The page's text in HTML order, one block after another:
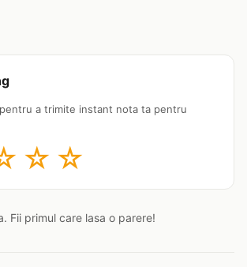
a trimite instant nota ta pentru
☆ ☆
Fii primul care lasa o parere!